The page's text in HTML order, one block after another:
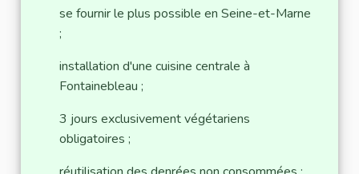
se fournir le plus possible en Seine-et-Marne
;
installation d'une cuisine centrale à
Fontainebleau ;
3 jours exclusivement végétariens
obligatoires ;